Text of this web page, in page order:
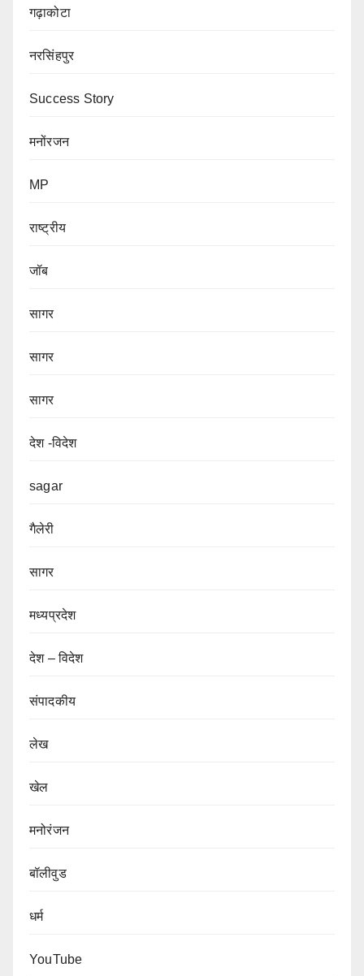
गढ़ाकोटा
नरसिंहपुर
Success Story
मनोंरजन
MP
राष्ट्रीय
जॉब
सागर
सागर
सागर
देश -विदेश
sagar
गैलेरी
सागर
मध्यप्रदेश
देश – विदेश
संपादकीय
लेख
खेल
मनोरंजन
बॉलीवुड
धर्म
YouTube